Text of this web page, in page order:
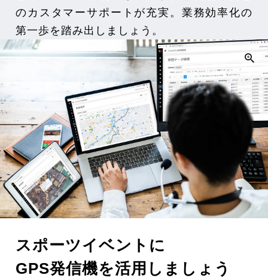
のカスタマーサポートが充実。業務効率化の
第一歩を踏み出しましょう。
スポーツイベントに
GPS発信機を活用しましょう